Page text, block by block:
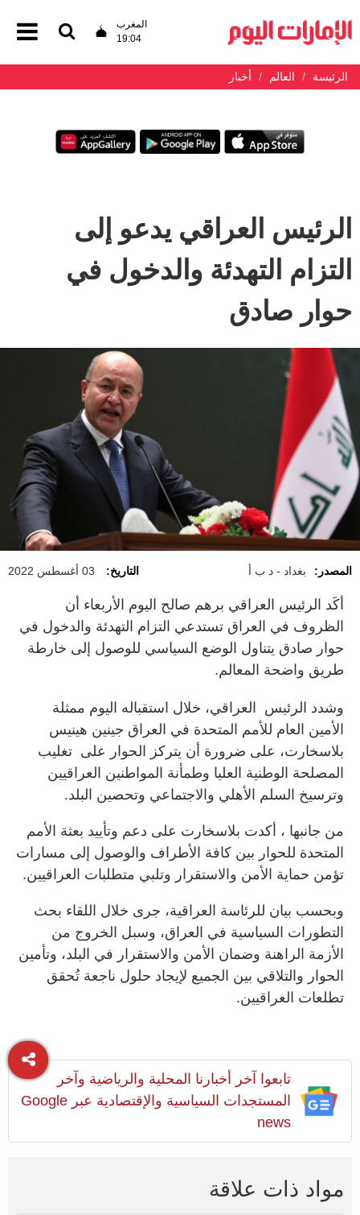
المغرب
19:04
الرئيسة العالم أخبار
الرئيس العراقي يدعو إلى
التزام التهدئة والدخول في
حوار صادق
المصدر: بغداد - د ب أ التاريخ: 03 أغسطس 2022
أكَد الرئيس العراقي برهم صالح اليوم الأربعاء أن
الظروف في العراق تستدعي التزام التهدئة والدخول في
حوار صادق يتناول الوضع السياسي للوصول إلى خارطة
طريق واضحة المعالم.
وشدد الرئيس العراقي، خلال استقباله اليوم ممثلة
الأمين العام للأمم المتحدة في العراق جينين هينيس
بلاسخارت، على ضرورة أن يتركز الحوار على تغليب
المصلحة الوطنية العليا وطمأنة المواطنين العراقيين
وترسيخ السلم الأهلي والاجتماعي وتحصين البلد.
من جانبها ، أكدت بلاسخارت على دعم وتأييد بعثة الأمم
المتحدة للحوار بين كافة الأطراف والوصول إلى مسارات
تؤمن حماية الأمن والاستقرار وتلبي متطلبات العراقيين.
وبحسب بيان للرئاسة العراقية، جرى خلال اللقاء بحث
التطورات السياسية في العراق، وسبل الخروج من
الأزمة الراهنة وضمان الأمن والاستقرار في البلد، وتأمين
الحوار والتلاقي بين الجميع لإيجاد حلول ناجعة تُحقق
تطلعات العراقيين.
تابعوا آخر أخبارنا المحلية والرياضية وآخر
المستجدات السياسية والإقتصادية عبر Google
news
مواد ذات علاقة